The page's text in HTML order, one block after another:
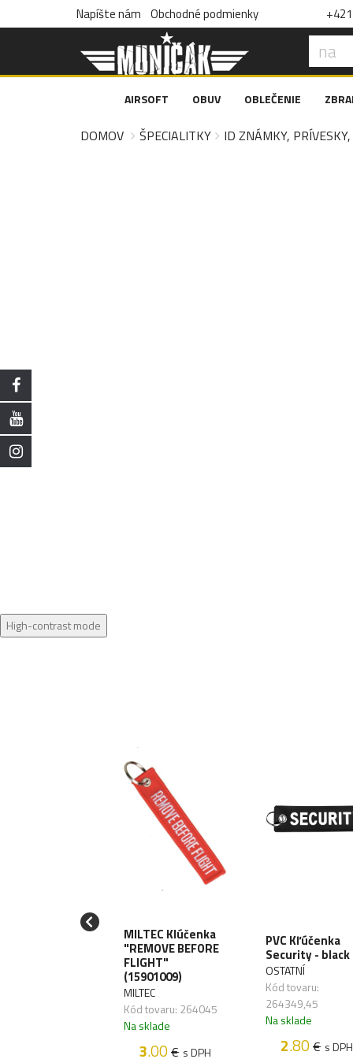
Napíšte nám Obchodné podmienky
AIRSOFT OBUV OBLEČENIE
DOMOV ŠPECIALITKY ID ZNÁMKY,
High-contrast mode
MILTEC Klúčenka
"REMOVE BEFORE
FLIGHT"
(15901009)
MILTEC
Kód tovaru: 264045
Na sklade
3.00€ s DPH
PVC Kľúčenka
Security - black
OSTATNÍ
Kód tovaru:
264349,45
Na sklade
2.80€ s DPH